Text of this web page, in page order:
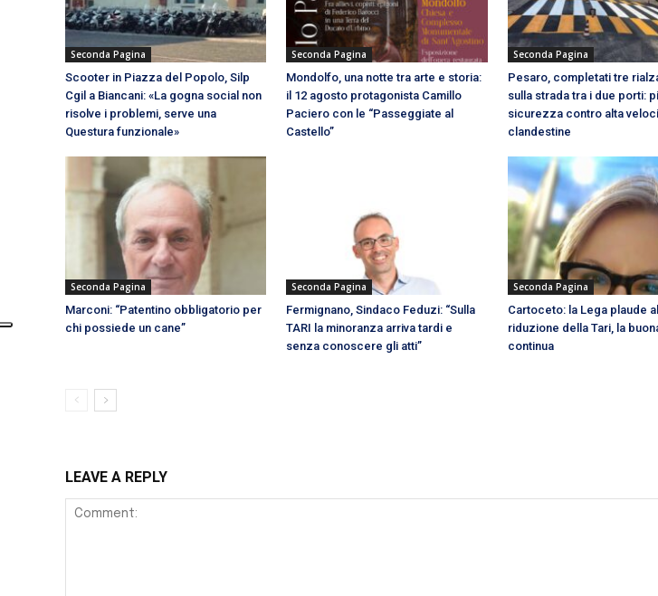
Seconda Pagina
Scooter in Piazza del Popolo, Silp
Cgil a Biancani: «La gogna social non
risolve i problemi, serve una
Questura funzionale»
Seconda Pagina
Mondolfo, una notte tra arte e storia:
il 12 agosto protagonista Camillo
Paciero con le “Passeggiate al
Castello”
Seconda Pagina
Pesaro, completati tre
sulla strada tra i due porti:
sicurezza contro alta
clandestine
Seconda Pagina
Marconi: “Patentino obbligatorio per
chi possiede un cane”
Seconda Pagina
Fermignano, Sindaco Feduzi: “Sulla
TARI la minoranza arriva tardi e
senza conoscere gli atti”
Seconda Pagina
Cartoceto: la Lega plaude
riduzione della Tari, la
continua
LEAVE A REPLY